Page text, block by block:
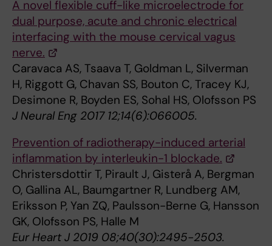
A novel flexible cuff-like microelectrode for
dual purpose, acute and chronic electrical
interfacing with the mouse cervical vagus
nerve.
Caravaca AS, Tsaava T, Goldman L, Silverman
H, Riggott G, Chavan SS, Bouton C, Tracey KJ,
Desimone R, Boyden ES, Sohal HS, Olofsson PS
J Neural Eng 2017 12;14(6):066005.
Prevention of radiotherapy-induced arterial
inflammation by interleukin-1 blockade.
Christersdottir T, Pirault J, Gisterå A, Bergman
O, Gallina AL, Baumgartner R, Lundberg AM,
Eriksson P, Yan ZQ, Paulsson-Berne G, Hansson
GK, Olofsson PS, Halle M
Eur Heart J 2019 08;40(30):2495-2503.